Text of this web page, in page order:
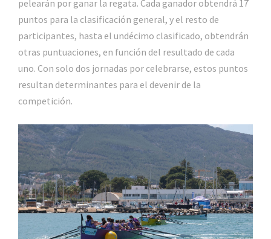
pelearán por ganar la regata. Cada ganador obtendrá 17
puntos para la clasificación general, y el resto de
participantes, hasta el undécimo clasificado, obtendrán
otras puntuaciones, en función del resultado de cada
uno. Con solo dos jornadas por celebrarse, estos puntos
resultan determinantes para el devenir de la
competición.